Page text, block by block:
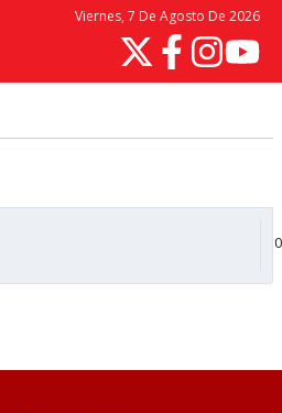
Viernes, 7 De Agosto De 2026